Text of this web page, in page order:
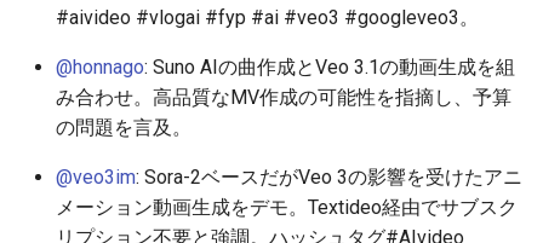
2026-05-20
2026-05-18
2025-11-04
2025-11-02
2026-05-20
2026-05-18
2025-11-04
2025-11-02
2026-05-17
2026-05-15
2025-11-04
2025-11-02
2026-05-16
2026-05-14
2026-05-20
#aivideo #vlogai #fyp #ai #veo3 #googleveo3。
@honnago: Suno AIの曲作成とVeo 3.1の動画生成を組
み合わせ。高品質なMV作成の可能性を指摘し、予算
の問題を言及。
@veo3im: Sora-2ベースだがVeo 3の影響を受けたアニ
メーション動画生成をデモ。Textideo経由でサブスク
リプション不要と強調。ハッシュタグ#AIvideo